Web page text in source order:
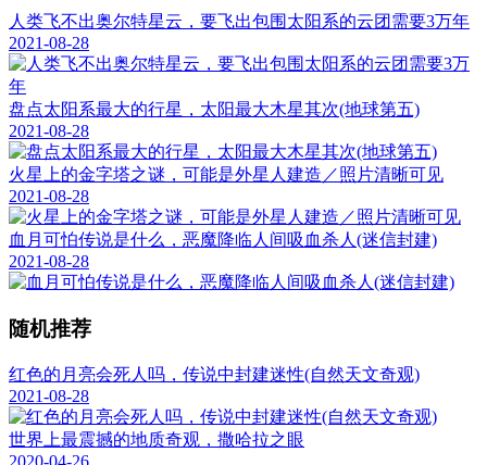
人类飞不出奥尔特星云，要飞出包围太阳系的云团需要3万年
2021-08-28
盘点太阳系最大的行星，太阳最大木星其次(地球第五)
2021-08-28
火星上的金字塔之谜，可能是外星人建造／照片清晰可见
2021-08-28
血月可怕传说是什么，恶魔降临人间吸血杀人(迷信封建)
2021-08-28
随机推荐
红色的月亮会死人吗，传说中封建迷性(自然天文奇观)
2021-08-28
世界上最震撼的地质奇观，撒哈拉之眼
2020-04-26